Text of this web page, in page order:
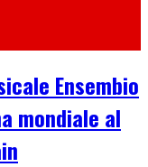
Ensembio
mondiale al